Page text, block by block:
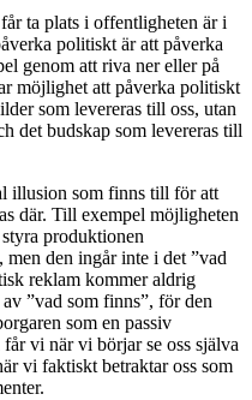
ta plats i offentligheten är i
politiskt är att påverka
genom att riva ner eller på
möjlighet att påverka politiskt
som levereras till oss, utan
det budskap som levereras till
illusion som finns till för att
där. Till exempel möjligheten
produktionen
den ingår inte i det ”vad
reklam kommer aldrig
”vad som finns”, för den
som en passiv
vi när vi börjar se oss själva
vi faktiskt betraktar oss som